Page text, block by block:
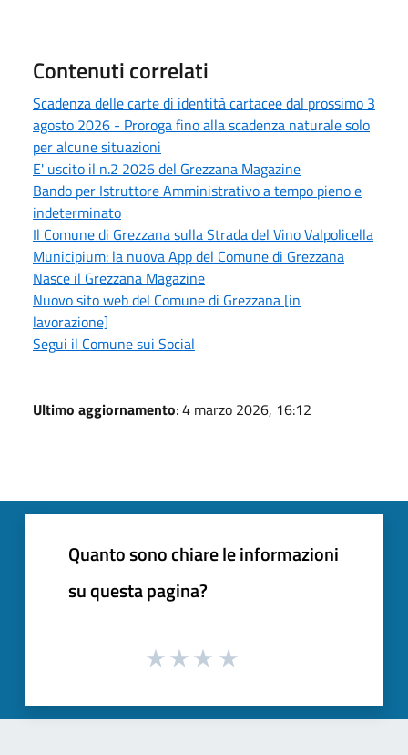
Contenuti correlati
Scadenza delle carte di identità cartacee dal prossimo 3
agosto 2026 - Proroga fino alla scadenza naturale solo
per alcune situazioni
E' uscito il n.2 2026 del Grezzana Magazine
Bando per Istruttore Amministrativo a tempo pieno e
indeterminato
Il Comune di Grezzana sulla Strada del Vino Valpolicella
Municipium: la nuova App del Comune di Grezzana
Nasce il Grezzana Magazine
Nuovo sito web del Comune di Grezzana [in
lavorazione]
Segui il Comune sui Social
Ultimo aggiornamento: 4 marzo 2026, 16:12
Quanto sono chiare le informazioni
su questa pagina?